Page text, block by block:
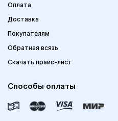
Оплата
Доставка
Покупателям
Обратная всязь
Скачать прайс-лист
Способы оплаты